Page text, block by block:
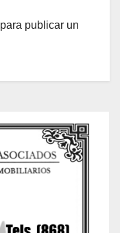
para publicar un